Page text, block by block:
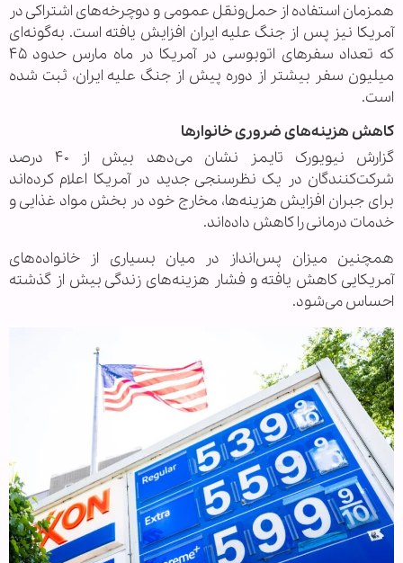
همزمان استفاده از حمل‌ونقل عمومی و دوچرخه‌های اشتراکی در
آمریکا نیز پس از جنگ علیه ایران افزایش یافته است. به‌گونه‌ای
که تعداد سفرهای اتوبوسی در آمریکا در ماه مارس حدود ۴۵
میلیون سفر بیشتر از دوره پیش از جنگ علیه ایران، ثبت شده
است.
کاهش هزینه‌های ضروری خانوارها
گزارش نیویورک تایمز نشان می‌دهد بیش از ۴۰ درصد
شرکت‌کنندگان در یک نظرسنجی جدید در آمریکا اعلام کرده‌اند
برای جبران افزایش هزینه‌ها، مخارج خود در بخش مواد غذایی و
خدمات درمانی را کاهش داده‌اند.
همچنین میزان پس‌انداز در میان بسیاری از خانواده‌های
آمریکایی کاهش یافته و فشار هزینه‌های زندگی بیش از گذشته
احساس می‌شود.